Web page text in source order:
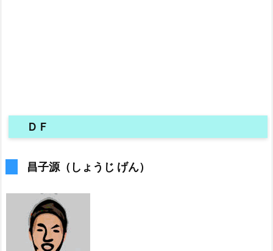
ＤＦ
昌子源（しょうじ げん）